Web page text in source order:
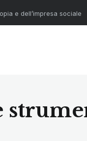
e dell’impresa sociale